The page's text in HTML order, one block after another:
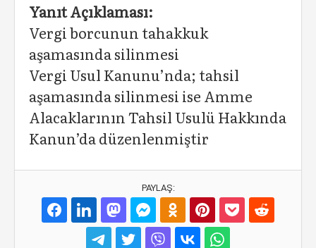
Yanıt Açıklaması:
Vergi borcunun tahakkuk
aşamasında silinmesi
Vergi Usul Kanunu’nda; tahsil
aşamasında silinmesi ise Amme
Alacaklarının Tahsil Usulü Hakkında
Kanun’da düzenlenmiştir
PAYLAŞ: